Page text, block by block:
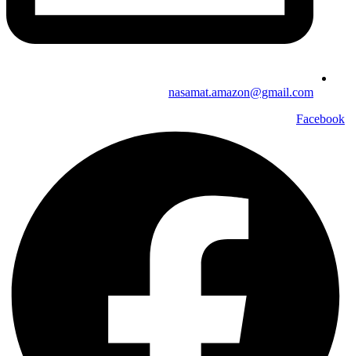
nasamat.amazon@gmail.com
Facebook